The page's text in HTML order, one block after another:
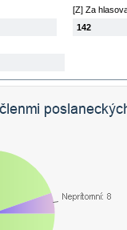
[Z] Za
142